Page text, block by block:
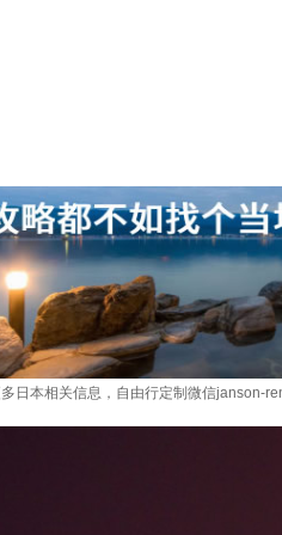
日本相关信息，自由行定制微信janson-